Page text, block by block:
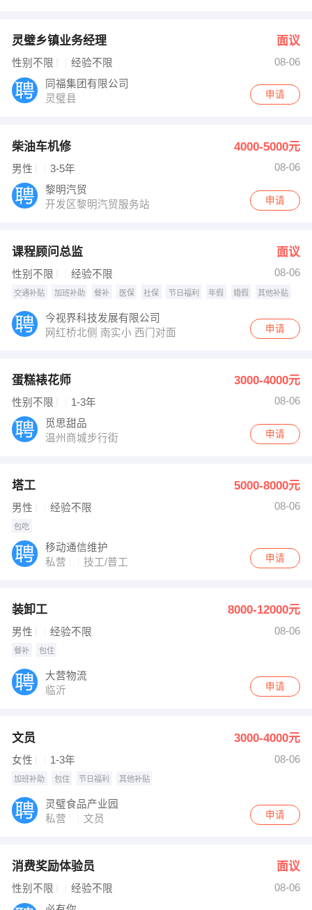
灵璧乡镇业务经理 面议
性别不限 经验不限
08-06
同福集团有限公司
灵璧县
申请
柴油车机修 4000-5000元
男性 3-5年
08-06
黎明汽贸
开发区黎明汽贸服务站
申请
课程顾问总监 面议
性别不限 经验不限 08-06
交通补贴 加班补助 餐补 医保 社保 节日福利 年假 婚假 其他补贴
今视界科技发展有限公司
网红桥北侧 南实小 西门对面
申请
蛋糕裱花师 3000-4000元
性别不限 1-3年
08-06
觅思甜品
温州商城步行街
申请
塔工 5000-8000元
男性 经验不限 08-06
包吃
移动通信维护
私营
技工/普工 申请
装卸工 8000-12000元
男性 经验不限 08-06
餐补 包住
大营物流
临沂
申请
文员 3000-4000元
女性 1-3年 08-06
加班补助 包住 节日福利 其他补贴
灵璧食品产业园
私营
文员 申请
消费奖励体验员 面议
性别不限 经验不限
08-06